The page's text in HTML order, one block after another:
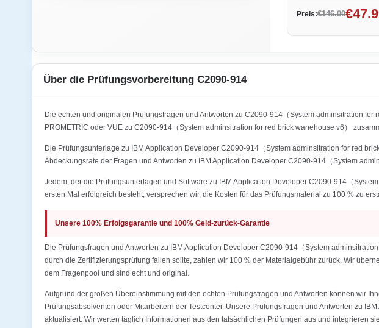
Preis:€146.00
Über die Prüfungsvorbereitung C2090-914
Die echten und originalen Prüfungsfragen und Antworten zu C2090-914（System adminsitration
PROMETRIC oder VUE zu C2090-914（System adminsitration for red brick wanehouse v6）
Die Prüfungsunterlage zu IBM Application Developer C2090-914（System adminsitration for red
Abdeckungsrate der Fragen und Antworten zu IBM Application Developer C2090-914（System
Jedem, der die Prüfungsunterlagen und Software zu IBM Application Developer C2090-914（
ersten Mal erfolgreich besteht, versprechen wir, die Kosten für das Prüfungsmaterial zu 100 % zu
Unsere 100% Erfolgsgarantie und 100% Geld-zurück-Garantie
Die Prüfungsfragen und Antworten zu IBM Application Developer C2090-914（System
durch die Zertifizierungsprüfung fallen sollte, zahlen wir 100 % der Materialgebühr zurück. Wir
dem Fragenpool und sind echt und original.
Aufgrund der großen Übereinstimmung mit den echten Prüfungsfragen und Antworten können wir
Prüfungsabsolventen oder Mitarbeitern der Testcenter. Unsere Prüfungsfragen und Antworten zu
aktualisiert. Wir werten täglich Informationen aus den tatsächlichen Prüfungen aus und integrieren